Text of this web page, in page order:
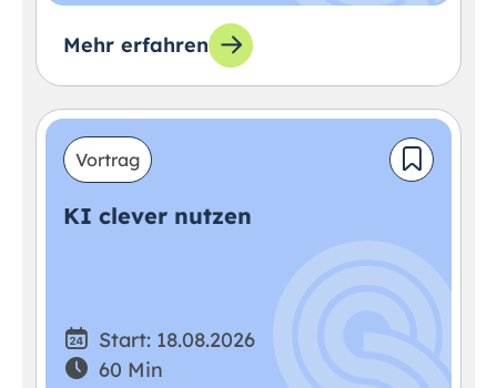
Mehr erfahren
Vortrag
KI clever nutzen
Start: 18.08.2026
60 Min